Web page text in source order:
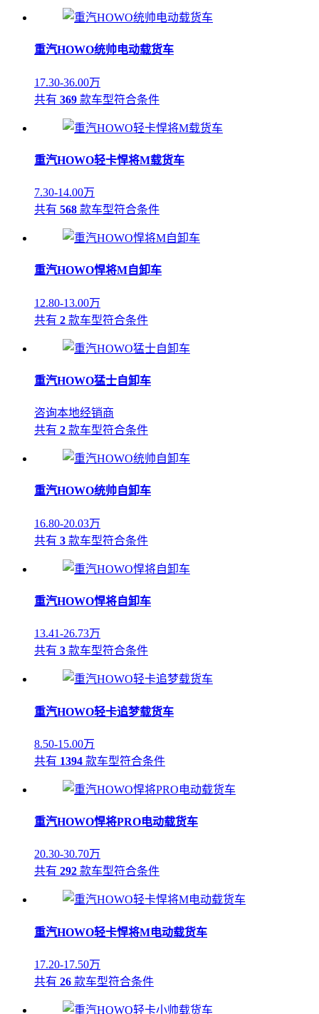
重汽HOWO统帅电动载货车
17.30-36.00万
共有 369 款车型符合条件
重汽HOWO轻卡悍将M载货车
7.30-14.00万
共有 568 款车型符合条件
重汽HOWO悍将M自卸车
12.80-13.00万
共有 2 款车型符合条件
重汽HOWO猛士自卸车
咨询本地经销商
共有 2 款车型符合条件
重汽HOWO统帅自卸车
16.80-20.03万
共有 3 款车型符合条件
重汽HOWO悍将自卸车
13.41-26.73万
共有 3 款车型符合条件
重汽HOWO轻卡追梦载货车
8.50-15.00万
共有 1394 款车型符合条件
重汽HOWO悍将PRO电动载货车
20.30-30.70万
共有 292 款车型符合条件
重汽HOWO轻卡悍将M电动载货车
17.20-17.50万
共有 26 款车型符合条件